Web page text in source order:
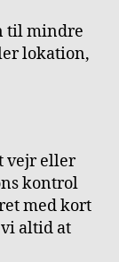
til mindre
lokation,
vejr eller
kontrol
med kort
altid at